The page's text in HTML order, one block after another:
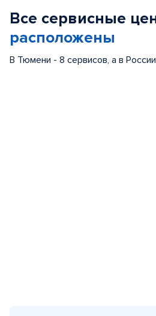
Все сервисные
расположены
В Тюмени - 8 сервисов, а в